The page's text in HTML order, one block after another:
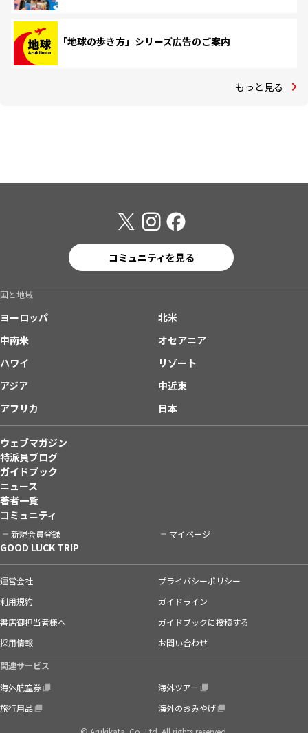
「地球の歩き方」シリーズ広告のご案内
もっと見る
コミュニティを見る
国と地域
ヨーロッパ
北米
中南米
オセアニア
ハワイ
リゾート
アジア
中近東
アフリカ
日本
ウェブマガジン
特派員ブログ
ガイドブック
ニュース
著者一覧
コミュニティ
新規会員登録 マイページ
GOOD LUCK TRIP
運営会社
プライバシーポリシー
利用規約
ガイドライン
書店御担当者様へ
ガイドブックに投稿する
採用情報
お問い合わせ
関連サービス
海外航空券
海外ツアー
旅行用品
海外のおみやげ